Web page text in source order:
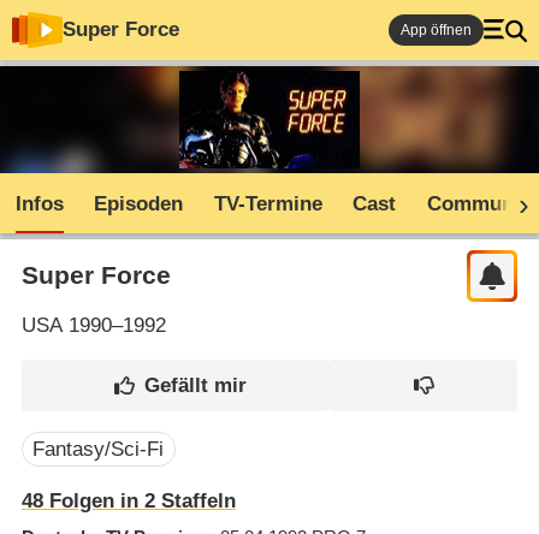
Super Force App öffnen
Infos Episoden TV-Termine Cast Community
Super Force
USA1990–1992
Fantasy/Sci-Fi
48Folgen in 2Staffeln